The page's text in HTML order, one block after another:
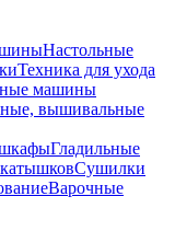
Настольные
Техника для ухода
машины
вышивальные
Гладильные
Сушилки
Варочные